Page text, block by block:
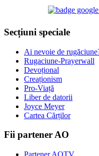
Secțiuni speciale
Ai nevoie de
Rugaciune-Prayerwall
Devoțional
Creaționism
Pro-Viață
Liber de datorii
Joyce Meyer
Cartea Cărților
Fii partener AO